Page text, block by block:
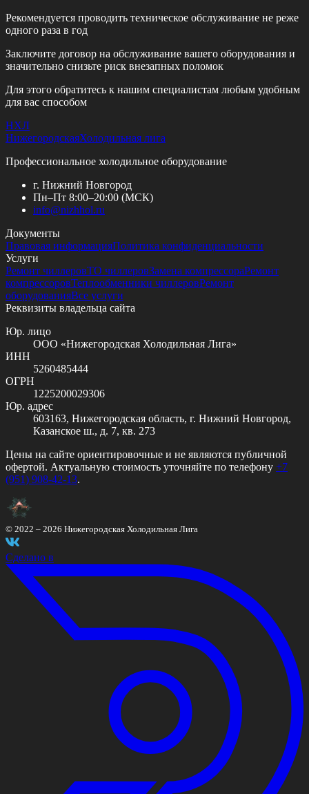
Рекомендуется проводить техническое обслуживание не реже
одного раза в год
Заключите договор на обслуживание вашего оборудования и
значительно снизьте риск внезапных поломок
Для этого обратитесь к нашим специалистам любым удобным
для вас способом
НХЛ
НижегородскаяХолодильная лига
Профессиональное холодильное оборудование
г. Нижний Новгород
Пн–Пт 8:00–20:00 (МСК)
info@nizhhol.ru
Документы
Правовая информацияПолитика конфиденциальности
Услуги
Ремонт чиллеровТО чиллеровЗамена компрессораРемонт
компрессоровТеплообменники чиллеровРемонт
оборудованияВсе услуги
Реквизиты владельца сайта
Юр. лицо
ООО «Нижегородская Холодильная Лига»
ИНН
5260485444
ОГРН
1225200029306
Юр. адрес
603163, Нижегородская область, г. Нижний Новгород,
Казанское ш., д. 7, кв. 273
Цены на сайте ориентировочные и не являются публичной
офертой. Актуальную стоимость уточняйте по телефону +7
(951) 908-42-13.
© 2022 – 2026 Нижегородская Холодильная Лига
Сделано в